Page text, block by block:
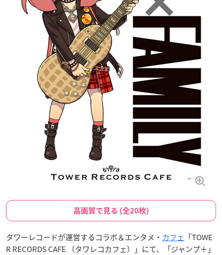
高画質で見る (全20枚)
タワーレコードが運営するコラボ＆エンタメ・ カフェ 「TOWE
R RECORDS CAFE （タワレコカフェ）」にて、「ジャンプ＋」